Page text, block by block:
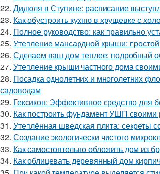
22. Дидюля в Ступине: расписание
23. Как обустроить кухню в хрущевке с
24. Полное руководство: как правильно
25. Утепление мансардной крыши:
26. Сделаем ваш дом теплее: подробный
27. Утепление крыши частного дома
28. Посадка однолетних и многолетних
садоводам
29. Гексикон: Эффективное средство для
30. Как построить фундамент УШП
31. Утеплённая шведская плита: секреты
32. Создание экологически чистого
33. Как самостоятельно обложить дом из
34. Как облицевать деревянный дом